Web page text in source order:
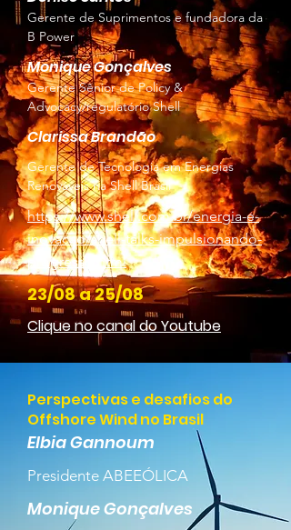
Gerente de Suprimentos e fundadora da
B Power
Monique Gonçalves
Gerente Sênior de Policy &
Advocacy/regulatório Shell
Clarissa Brandão
Gerente de Tecnologia em Energias
Renováveis na Shell Brasil
https://www.shell.com.br/energia-e-
inovacao/shell-talks-impulsionando-
progresso.html
23/08 a 25/08
Clique no canal do Youtube
Perspectivas e desafios do
Offshore Wind no Brasil
Elbia Gannoum
Presidente ABEEÓLICA
Monique Gonçalves